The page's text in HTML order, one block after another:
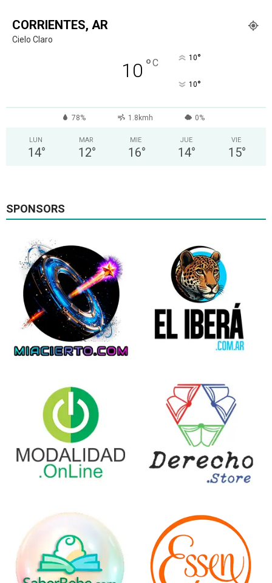
CORRIENTES, AR
Cielo Claro
10 °C 10°
10°
78% 1.8kmh 0%
LUN
14°
MAR
12°
MIE
16°
JUE
14°
VIE
15°
SPONSORS